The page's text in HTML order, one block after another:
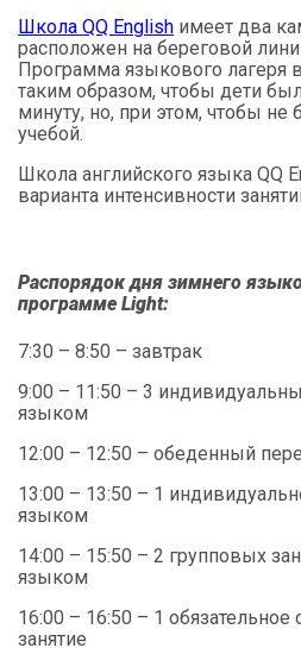
Школа QQ English имеет два
расположен на береговой
Программа языкового лагеря
таким образом, чтобы дети
минуту, но, при этом, чтобы
учебой.
Школа английского языка QQ
варианта интенсивности
Распорядок дня зимнего
программе Light:
7:30 – 8:50 – завтрак
9:00 – 11:50 – 3
языком
12:00 – 12:50 – обеденный
13:00 – 13:50 – 1
языком
14:00 – 15:50 – 2 групповых
языком
16:00 – 16:50 – 1 обязательное
занятие